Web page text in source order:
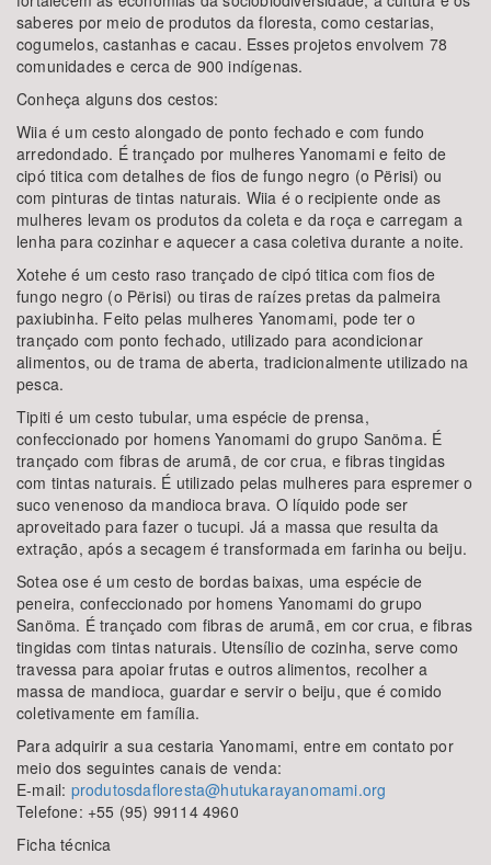
saberes por meio de produtos da floresta, como cestarias,
cogumelos, castanhas e cacau. Esses projetos envolvem 78
comunidades e cerca de 900 indígenas.
Conheça alguns dos cestos:
Wiia é um cesto alongado de ponto fechado e com fundo
arredondado. É trançado por mulheres Yanomami e feito de
cipó titica com detalhes de fios de fungo negro (o Përisi) ou
com pinturas de tintas naturais. Wiia é o recipiente onde as
mulheres levam os produtos da coleta e da roça e carregam a
lenha para cozinhar e aquecer a casa coletiva durante a noite.
Xotehe é um cesto raso trançado de cipó titica com fios de
fungo negro (o Përisi) ou tiras de raízes pretas da palmeira
paxiubinha. Feito pelas mulheres Yanomami, pode ter o
trançado com ponto fechado, utilizado para acondicionar
alimentos, ou de trama de aberta, tradicionalmente utilizado na
pesca.
Tipiti é um cesto tubular, uma espécie de prensa,
confeccionado por homens Yanomami do grupo Sanöma. É
trançado com fibras de arumã, de cor crua, e fibras tingidas
com tintas naturais. É utilizado pelas mulheres para espremer o
suco venenoso da mandioca brava. O líquido pode ser
aproveitado para fazer o tucupi. Já a massa que resulta da
extração, após a secagem é transformada em farinha ou beiju.
Sotea ose é um cesto de bordas baixas, uma espécie de
peneira, confeccionado por homens Yanomami do grupo
Sanöma. É trançado com fibras de arumã, em cor crua, e fibras
tingidas com tintas naturais. Utensílio de cozinha, serve como
travessa para apoiar frutas e outros alimentos, recolher a
massa de mandioca, guardar e servir o beiju, que é comido
coletivamente em família.
Para adquirir a sua cestaria Yanomami, entre em contato por
meio dos seguintes canais de venda:
E-mail: produtosdafloresta@hutukarayanomami.org
Telefone: +55 (95) 99114 4960
Ficha técnica